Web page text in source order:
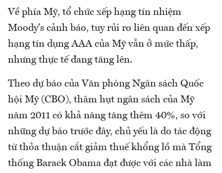
Về phía Mỹ, tổ chức xếp hạng tín nhiệm
Moody's cảnh báo, tuy rủi ro liên quan đến xếp
hạng tín dụng AAA của Mỹ vẫn ở mức thấp,
nhưng thực tế đang tăng lên.
Theo dự báo của Văn phòng Ngân sách Quốc
hội Mỹ (CBO), thâm hụt ngân sách của Mỹ
năm 2011 có khả năng tăng thêm 40%, so với
những dự báo trước đây, chủ yếu là do tác động
từ thỏa thuận cắt giảm thuế khổng lồ mà Tổng
thống Barack Obama đạt được với các nhà làm